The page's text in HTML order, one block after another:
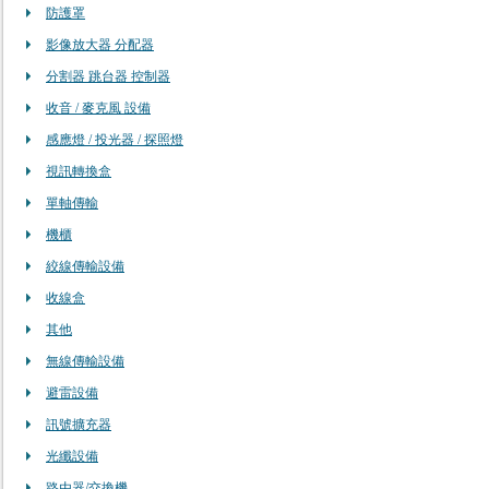
防護罩
影像放大器 分配器
分割器 跳台器 控制器
收音 / 麥克風 設備
感應燈 / 投光器 / 探照燈
視訊轉換盒
單軸傳輸
機櫃
絞線傳輸設備
收線盒
其他
無線傳輸設備
避雷設備
訊號擴充器
光纖設備